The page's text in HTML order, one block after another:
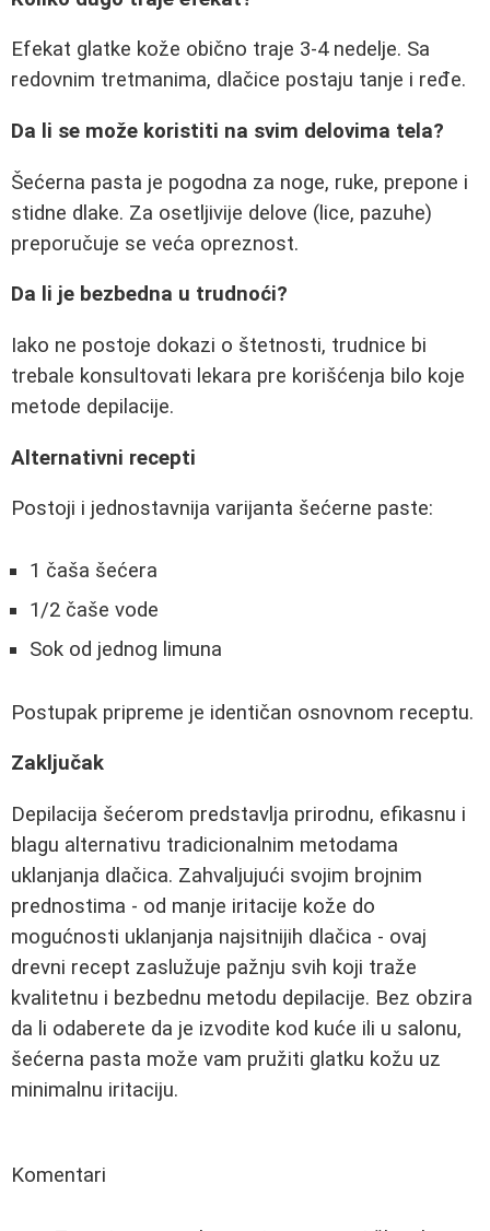
Efekat glatke kože obično traje 3-4 nedelje. Sa
redovnim tretmanima, dlačice postaju tanje i ređe.
Da li se može koristiti na svim delovima tela?
Šećerna pasta je pogodna za noge, ruke, prepone i
stidne dlake. Za osetljivije delove (lice, pazuhe)
preporučuje se veća opreznost.
Da li je bezbedna u trudnoći?
Iako ne postoje dokazi o štetnosti, trudnice bi
trebale konsultovati lekara pre korišćenja bilo koje
metode depilacije.
Alternativni recepti
Postoji i jednostavnija varijanta šećerne paste:
1 čaša šećera
1/2 čaše vode
Sok od jednog limuna
Postupak pripreme je identičan osnovnom receptu.
Zaključak
Depilacija šećerom predstavlja prirodnu, efikasnu i
blagu alternativu tradicionalnim metodama
uklanjanja dlačica. Zahvaljujući svojim brojnim
prednostima - od manje iritacije kože do
mogućnosti uklanjanja najsitnijih dlačica - ovaj
drevni recept zaslužuje pažnju svih koji traže
kvalitetnu i bezbednu metodu depilacije. Bez obzira
da li odaberete da je izvodite kod kuće ili u salonu,
šećerna pasta može vam pružiti glatku kožu uz
minimalnu iritaciju.
Komentari